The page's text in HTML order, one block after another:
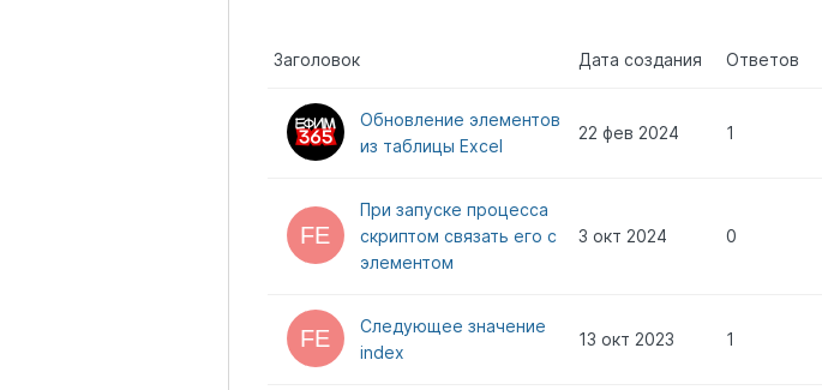
Заголовок Дата создания Ответов
Обновление элементов
из таблицы Excel
22 фев 2024 1
При запуске процесса
скриптом связать его с
элементом
3 окт 2024 0
Следующее значение
index
13 окт 2023 1